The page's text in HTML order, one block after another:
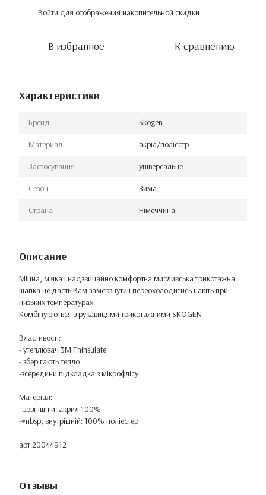
Войти для отображения накопительной скидки
В избранное К сравнению
Характеристики
Бренд Skogen
Материал акріл/поліестр
Застосування універсальне
Сезон Зима
Страна Німеччина
Описание
Міцна, м'яка і надзвичайно комфортна мисливська трикотажна
шапка не дасть Вам замерзнути і переохолодитись навіть при
низьких температурах.
Комбінуюються з рукавицями трикотажними SKOGEN
Властивості:
- утеплювач 3M Thinsulate
- зберігають тепло
-зсередини підкладка з мікрофлісу
Матеріал:
- зовнішній: акрил 100%
-#nbsp; внутрішній: 100% поліестер
арт.20044912
Отзывы